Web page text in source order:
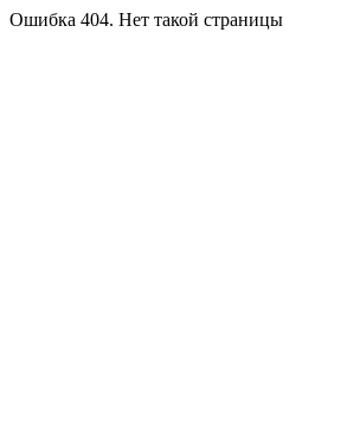
Ошибка 404. Нет такой страницы